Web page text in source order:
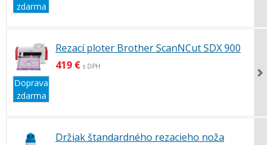
zdarma
Doprava
zdarma
Rezací ploter Brother ScanNCut SDX 900
419 € s DPH
Držiak štandardného rezacieho noža